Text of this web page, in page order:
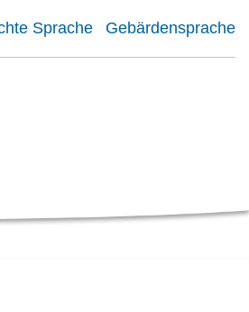
Sprache Gebärdensprache